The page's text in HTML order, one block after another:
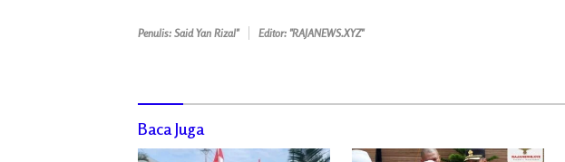
Penulis: Said Yan Rizal" Editor: "RAJANEWS.XYZ"
Baca Juga